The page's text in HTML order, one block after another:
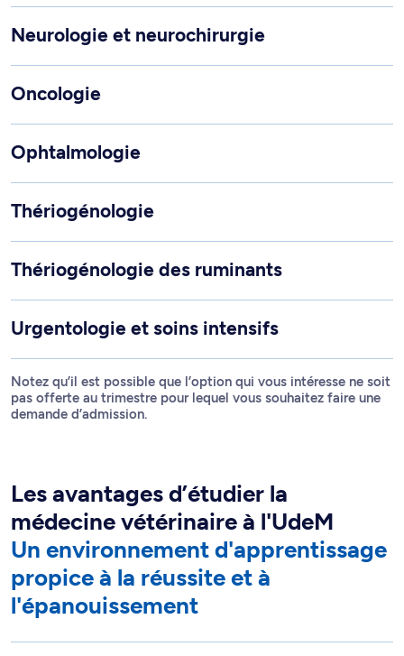
Neurologie et neurochirurgie
Oncologie
Ophtalmologie
Thériogénologie
Thériogénologie des ruminants
Urgentologie et soins intensifs
Notez qu’il est possible que l’option qui vous intéresse ne soit
pas offerte au trimestre pour lequel vous souhaitez faire une
demande d’admission.
Les avantages d’étudier la
médecine vétérinaire à l'UdeM
Un environnement d'apprentissage
propice à la réussite et à
l'épanouissement